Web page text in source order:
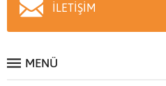
İLETİŞİM
MENÜ